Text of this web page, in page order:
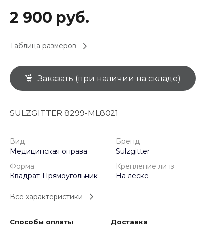
2 900 руб.
Таблица размеров
Заказать (при наличии на складе)
SULZGITTER 8299-ML8021
Вид
Медицинская оправа
Бренд
Sulzgitter
Форма
Квадрат-Прямоугольник
Крепление линз
На леске
Все характеристики
Способы оплаты Доставка